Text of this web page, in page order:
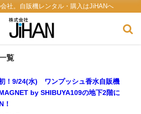
社。自販機レンタル・購入はJiHANへ
覧
！9/24(水) ワンプッシュ香水自販機
by SHIBUYA109の地下2階に
！